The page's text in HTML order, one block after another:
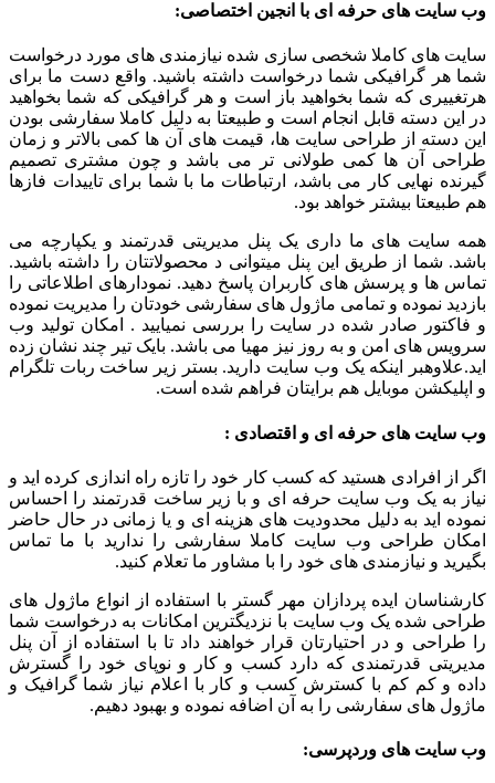
وب سایت های حرفه ای با انجین اختصاصی:
سایت های کاملا شخصی سازی شده نیازمندی های مورد درخواست
شما هر گرافیکی شما درخواست داشته باشید. واقع دست ما برای
هرتغییری که شما بخواهید باز است و هر گرافیکی که شما بخواهید
در این دسته قابل انجام است و طبیعتا به دلیل کاملا سفارشی بودن
این دسته از طراحی سایت ها، قیمت های آن ها کمی بالاتر و زمان
طراحی آن ها کمی طولانی تر می باشد و چون مشتری تصمیم
گیرنده نهایی کار می باشد، ارتباطات ما با شما برای تاییدات فازها
هم طبیعتا بیشتر خواهد بود.
همه سایت های ما داری یک پنل مدیریتی قدرتمند و یکپارچه می
باشد. شما از طریق این پنل میتوانی د محصولاتتان را داشته باشید.
تماس ها و پرسش های کاربران پاسخ دهید. نمودارهای اطلاعاتی را
بازدید نموده و تمامی ماژول های سفارشی خودتان را مدیریت نموده
و فاکتور صادر شده در سایت را بررسی نمیایید . امکان تولید وب
سرویس های امن و به روز نیز مهیا می باشد. بایک تیر چند نشان زده
اید.علاوهبر اینکه یک وب سایت دارید. بستر زیر ساخت ربات تلگرام
و اپلیکشن موبایل هم برایتان فراهم شده است.
وب سایت های حرفه ای و اقتصادی :
اگر از افرادی هستید که کسب کار خود را تازه راه اندازی کرده اید و
نیاز به یک وب سایت حرفه ای و با زیر ساخت قدرتمند را احساس
نموده اید به دلیل محدودیت های هزینه ای و یا زمانی در حال حاضر
امکان طراحی وب سایت کاملا سفارشی را ندارید با ما تماس
بگیرید و نیازمندی های خود را با مشاور ما تعلام کنید.
کارشناسان ایده پردازان مهر گستر با استفاده از انواع ماژول های
طراحی شده یک وب سایت با نزدیگترین امکانات به درخواست شما
را طراحی و در احتیارتان قرار خواهند داد تا با استفاده از آن پنل
مدیریتی قدرتمندی که دارد کسب و کار و نوپای خود را گسترش
داده و کم کم با کسترش کسب و کار با اعلام نیاز شما گرافیک و
ماژول های سفارشی را به آن اضافه نموده و بهبود دهیم.
وب سایت های وردپرسی: